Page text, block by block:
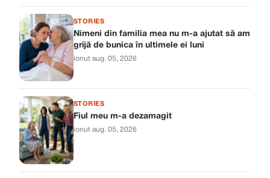
STORIES
Nimeni din familia mea nu m-a ajutat să am
grijă de bunica în ultimele ei luni
ionut·aug. 05, 2026
STORIES
Fiul meu m-a dezamagit
ionut·aug. 05, 2026